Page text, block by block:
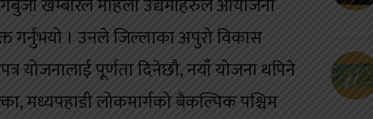
खम्बीरले महिला उद्यमीहरुले आयोजना
गर्नुभयो । उनले जिल्लाका अपुरो विकास
योजनालाई पूर्णता दिनेछौ, नयाँ योजना थपिने
मध्यपहाडी लोकमार्गको बैकल्पिक पश्चिम